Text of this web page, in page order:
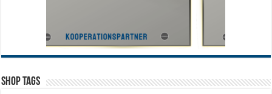
Shop Tags